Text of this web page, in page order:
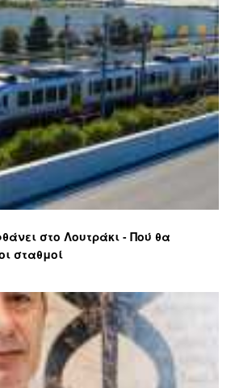
στο Λουτράκι - Πού θα
σταθμοί